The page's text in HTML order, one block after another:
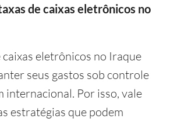
de caixas eletrônicos no
caixas eletrônicos no Iraque
seus gastos sob controle
internacional. Por isso, vale
estratégias que podem